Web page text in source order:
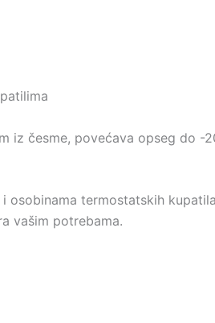
iz česme, povećava opseg do -
osobinama termostatskih kupatila
vašim potrebama.